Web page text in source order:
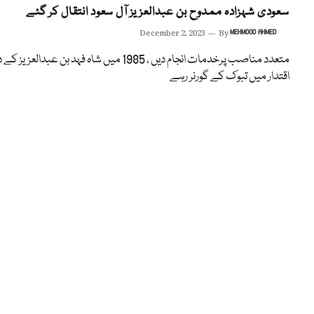
سعودی شہزادہ ممدوح بن عبدالعزیز آل سعود انتقال کر گئے
December 2, 2023 ByMEHMOOD AHMED
متعدد مناصب پرخدمات انجام دیں ، 1985 میں شاہ فہد بن
اقتدار میں تبوک کے گورنر رہے